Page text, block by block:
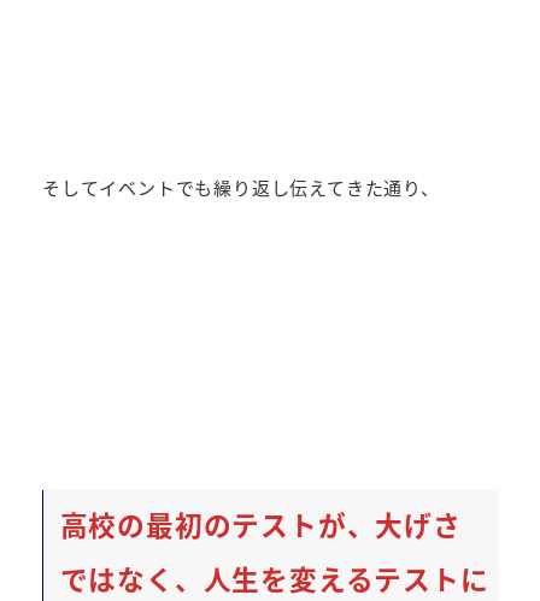
そしてイベントでも繰り返し伝えてきた通り、
高校の最初のテストが、大げさ
ではなく、人生を変えるテストに